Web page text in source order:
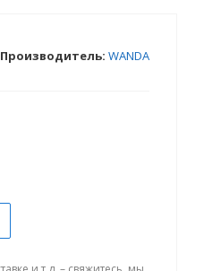
Производитель: WANDA